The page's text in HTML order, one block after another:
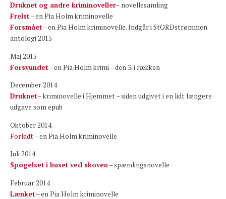
Druknet og andre kriminoveller– novellesamling
Frelst– en Pia Holm kriminovelle
Forsmået– en Pia Holm kriminovelle. Indgår i StORDstrømmen
antologi 2015
Maj 2015
Forsvundet– en Pia Holm krimi – den 3. i rækken
December 2014
Druknet– kriminovelle i Hjemmet – siden udgivet i en lidt længere
udgave som epub
Oktober 2014
Forladt– en Pia Holm kriminovelle
Juli 2014
Spøgelset i huset ved skoven– spændingsnovelle
Februar 2014
Lænket– en Pia Holm kriminovelle